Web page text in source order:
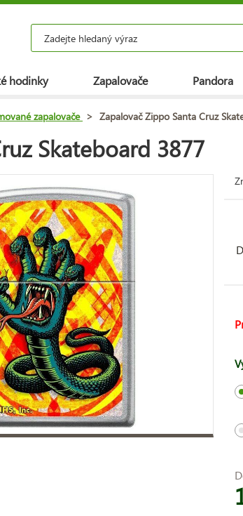
hodinky Zapalovače Pandora
zapalovače > Zapalovač Zippo Santa Cruz
Skateboard 3877